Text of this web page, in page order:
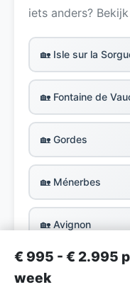
iets anders?
🏡 Isle sur la
🏡 Fontaine de
🏡 Gordes
🏡 Ménerbes
🏡 Avignon
995-€2.995/
€ 995 - € 2.995
week